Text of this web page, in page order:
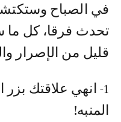
في الصباح
تحدث فرقا، كل ما
قليل من الإصرار
1- انهي علاقتك
المنبه!